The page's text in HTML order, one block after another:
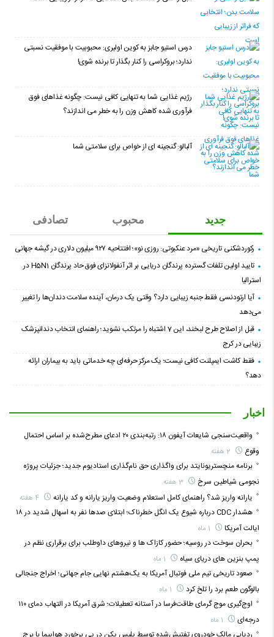
درس استیو جابز به کوین اولیری: محبوبیت با موفقیت نسبتی
ندارد؛ بروکراسی را کنار بگذار تا برنده شوی!
رژیم غذایی شما به تنهایی کافی نیست: چگونه غذاهای فوق
فرآوری شده کاهش وزن را به خطر می اندازند؟
آلبالو: گنجینه ای از خواص برای سلامتی شما
جدید محبوب تصادفی
رکوردشکنی تاریخی «مرد عنکبوتی: روزی نو»؛ افتتاحیه ۹۲۷ میلیون دلاری در گیشه جهانی
تایید اولین تلفات گسترده پرندگان دریایی بر اثر آنفولانزای فوق حاد پرندگان H5N1 در
استرالیا
آیا ارتودنسی فقط جنبه زیبایی دارد؟ وقتی یک درمان، آینده سلامت دندان‌ها را تغییر
می‌دهد
قبل از اصلاح طرح لبخند، این 7 اشتباه را مرتکب نشوید؛ راهنمای انتخاب دندانپزشک
زیبایی در کرج
فقط کاشت ایمپلنت کافی نیست؛ یک مرکز حرفه‌ای چه خدماتی باید به بیماران ارائه
دهد؟
اخبار
واقعیت‌سنجی شایعات آیفون ۱۸: رتبه‌بندی ۲۰ ادعای مطرح‌شده بر اساس احتمال
وقوع
برنامه منچستریونایتد برای واگذاری حق نام‌گذاری استادیوم جدید؛ جزئیات پروژه
نجومی شیاطین سرخ
یارانه واریز شد؟ راهنمای کامل استعلام وضعیت واریز یارانه و کد یارانه
هشدار CDC درباره شیوع یک انگل خطرناک؛ ابتلای صدها نفر به اسهال شدید در ۱۸
ایالت آمریکا
بحران سوخت در روسیه؛ حضور کازاک‌ ها و نیروهای داوطلب برای برقراری نظم در
پمپ بنزین‌ های دریای سیاه
صعود تاریخی تیم ملی فوتبال آمریکا به یک‌هشتم نهایی جام جهانی؛ اخراج جنجالی
بالوگون طعم برد را تلخ کرد
اوج‌گیری موج گرمای طاقت‌فرسا در آستانه تعطیلات؛ شرق آمریکا در التهاب دمای ۱۱۰
درجه‌ای
ردیابی مالک خودروی تفتیش‌شده توسط پلیس پکن در پی برخورد هواپیما با برج